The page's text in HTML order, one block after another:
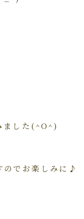
ました(^O^)
のでお楽しみに♪